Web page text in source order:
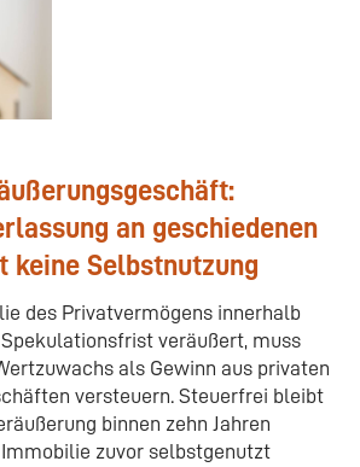
an geschiedenen
keine Selbstnutzung
des Privatvermögens innerhalb
veräußert, muss
als Gewinn aus privaten
versteuern. Steuerfrei bleibt
binnen zehn Jahren
zuvor selbstgenutzt